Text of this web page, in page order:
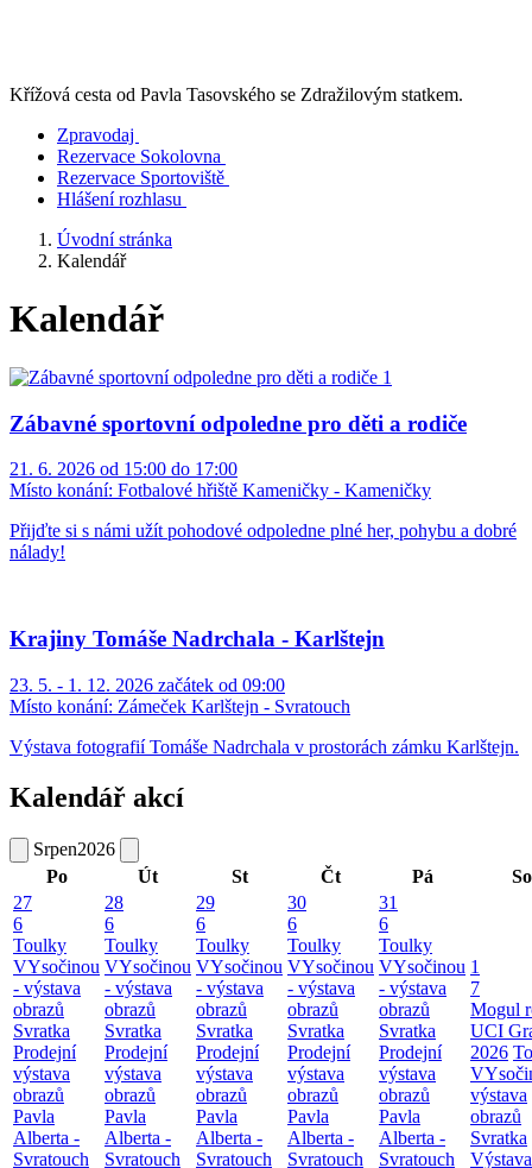
Křížová cesta od Pavla Tasovského se Zdražilovým statkem.
Zpravodaj
Rezervace Sokolovna
Rezervace Sportoviště
Hlášení rozhlasu
Úvodní stránka
Kalendář
Kalendář
Zábavné sportovní odpoledne pro děti a rodiče
21. 6. 2026 od 15:00 do 17:00
Místo konání: Fotbalové hřiště Kameničky - Kameničky
Přijďte si s námi užít pohodové odpoledne plné her, pohybu a dobré
nálady!
Krajiny Tomáše Nadrchala - Karlštejn
23. 5. - 1. 12. 2026 začátek od 09:00
Místo konání: Zámeček Karlštejn - Svratouch
Výstava fotografií Tomáše Nadrchala v prostorách zámku Karlštejn.
Kalendář akcí
Srpen2026
Po
Út St Čt Pá
So
27
6
Toulky
VYsočinou
- výstava
obrazů
Svratka
Prodejní
výstava
obrazů
Pavla
Alberta -
Svratouch
28
6
Toulky
VYsočinou
- výstava
obrazů
Svratka
Prodejní
výstava
obrazů
Pavla
Alberta -
Svratouch
29
6
Toulky
VYsočinou
- výstava
obrazů
Svratka
Prodejní
výstava
obrazů
Pavla
Alberta -
Svratouch
30
6
Toulky
VYsočinou
- výstava
obrazů
Svratka
Prodejní
výstava
obrazů
Pavla
Alberta -
Svratouch
31
6
Toulky
VYsočinou
- výstava
obrazů
Svratka
Prodejní
výstava
obrazů
Pavla
Alberta -
Svratouch
1
7
Mogul
UCI
2026
výstava
obrazů
Svratka
Výstava